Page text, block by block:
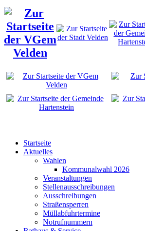
Startseite
Aktuelles
Wahlen
Kommunalwahl 2026
Veranstaltungen
Stellenausschreibungen
Ausschreibungen
Straßensperren
Müllabfuhrtermine
Notrufnummern